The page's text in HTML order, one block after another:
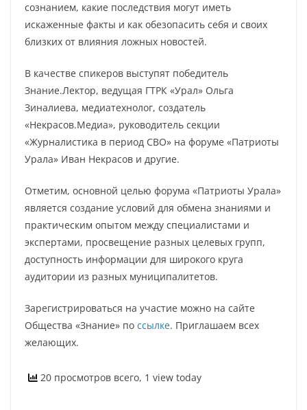
сознанием, какие последствия могут иметь
искаженные факты и как обезопасить себя и своих
близких от влияния ложных новостей.
В качестве спикеров выступят победитель
Знание.Лектор, ведущая ГТРК «Урал» Ольга
Зиналиева, медиатехнолог, создатель
«Некрасов.Медиа», руководитель секции
«Журналистика в период СВО» на форуме «Патриоты
Урала» Иван Некрасов и другие.
Отметим, основной целью форума «Патриоты Урала»
является создание условий для обмена знаниями и
практическим опытом между специалистами и
экспертами, просвещение разных целевых групп,
доступность информации для широкого круга
аудитории из разных муниципалитетов.
Зарегистрироваться на участие можно на сайте
Общества «Знание» по ссылке. Приглашаем всех
желающих.
20 просмотров всего, 1 view today